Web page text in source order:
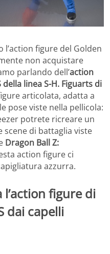
l’action figure del Golden
non acquistare
parlando dell’action
della linea S-H. Figuarts di
articolata, adatta a
pose viste nella pellicola:
potrete ricreare un
di battaglia viste
Dragon Ball Z:
action figure ci
azzurra.
l’action figure di
dai capelli